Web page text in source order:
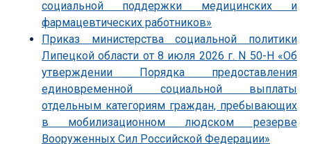
социальной поддержки медицинских и
фармацевтических работников»
Приказ министерства социальной политики
Липецкой области от 8 июля 2026 г. N 50-Н «Об
утверждении Порядка предоставления
единовременной социальной выплаты
отдельным категориям граждан, пребывающих
в мобилизационном людском резерве
Вооруженных Сил Российской Федерации»